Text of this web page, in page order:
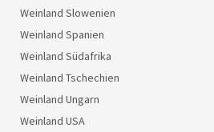
Weinland Slowenien
Weinland Spanien
Weinland Südafrika
Weinland Tschechien
Weinland Ungarn
Weinland USA